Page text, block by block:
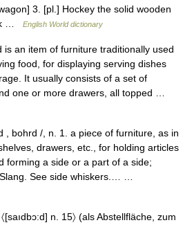
3. [pl.] Hockey the solid wooden
…
English World dictionary
an item of furniture traditionally used
food, for displaying serving dishes
It usually consists of a set of
one or more drawers, all topped …
, bohrd /, n. 1. a piece of furniture, as in
drawers, etc., for holding articles
forming a side or a part of a side;
See side whiskers.… …
n. 15〉 (als Abstellfläche, zum